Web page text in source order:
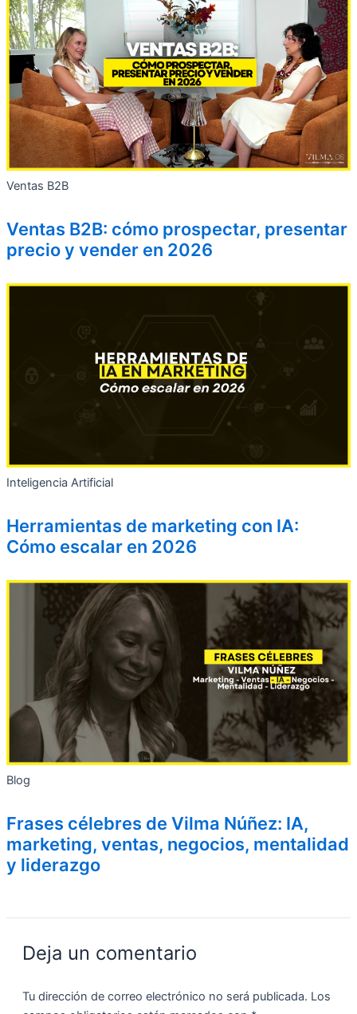
Ventas B2B
Ventas B2B: cómo prospectar, presentar
precio y vender en 2026
Inteligencia Artificial
Herramientas de marketing con IA:
Cómo escalar en 2026
Blog
Frases célebres de Vilma Núñez: IA,
marketing, ventas, negocios, mentalidad
y liderazgo
Deja un comentario
Tu dirección de correo electrónico no será publicada. Los